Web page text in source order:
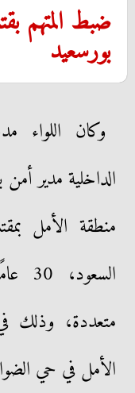
ضبط المتهم
بورسعيد
وكان اللواء
الداخلية مدير
منطقة الأمل
الأمل في حي